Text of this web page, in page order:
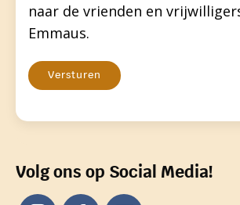
naar de vrienden en
Emmaus.
Versturen
Volg ons op Social Media!